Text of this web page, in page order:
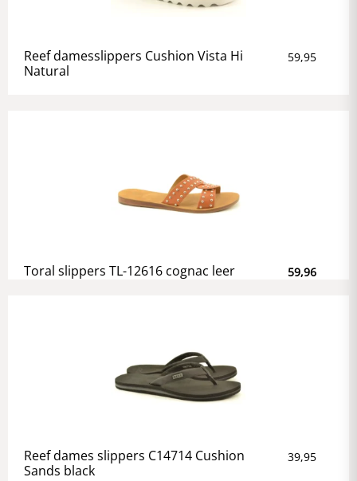
Reef damesslippers Cushion Vista Hi
Natural
59,95
Toral slippers TL-12616 cognac leer 59,96
Reef dames slippers C14714 Cushion
Sands black
39,95